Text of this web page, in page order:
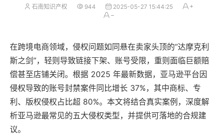
石南知识产权 944 2025-05-27 15:44:25
在跨境电商领域，侵权问题如同悬在卖家头顶的“达摩克利
斯之剑”，轻则导致链接下架、账号受限，重则面临巨额赔
偿甚至店铺关闭。根据 2025 年最新数据，亚马逊平台因
侵权导致的账号封禁案件同比增长 37%，其中商标、专
利、版权侵权占比超 80%。本文将结合真实案例，深度解
析亚马逊最常见的五大侵权类型，并提供可落地的合规建
议。